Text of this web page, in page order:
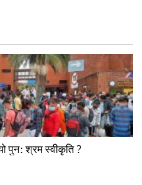
पुन: श्रम स्वीकृति ?